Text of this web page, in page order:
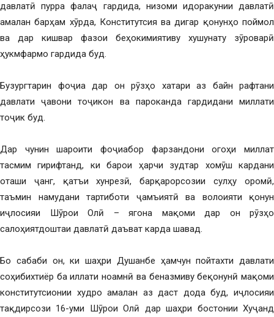
давлатӣ пурра фалаҷ гардида, низоми идоракунии давлатӣ
амалан барҳам хӯрда, Конститутсия ва дигар қонунҳо поймол
ва дар кишвар фазои беҳокимиятиву хушунату зӯроварӣ
ҳукмфармо гардида буд.
Бузургтарин фоҷиа дар он рӯзҳо хатари аз байн рафтани
давлати ҷавони тоҷикон ва пароканда гардидани миллати
тоҷик буд.
Дар чунин шароити фоҷиабор фарзандони огоҳи миллат
тасмим гирифтанд, ки барои ҳарчи зудтар хомӯш кардани
оташи ҷанг, қатъи хунрезӣ, барқарорсозии сулҳу оромӣ,
таъмин намудани тартиботи ҷамъиятӣ ва волоияти қонун
иҷлосияи Шӯрои Олӣ – ягона мақоми дар он рӯзҳо
салоҳиятдоштаи давлатӣ даъват карда шавад.
Бо сабаби он, ки шаҳри Душанбе ҳамчун пойтахти давлати
соҳибихтиёр ба иллати ноамнӣ ва беназмиву беқонунӣ мақоми
конститутсионии худро амалан аз даст дода буд, иҷлосияи
тақдирсози 16-уми Шӯрои Олӣ дар шаҳри бостонии Хуҷанд